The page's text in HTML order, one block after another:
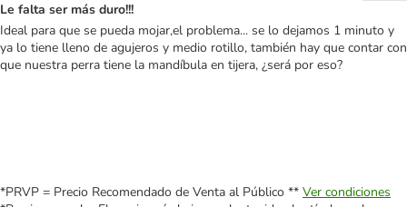
Le falta ser más duro!!!
Ideal para que se pueda mojar,el problema... se lo dejamos 1 minuto y
ya lo tiene lleno de agujeros y medio rotillo, también hay que contar con
que nuestra perra tiene la mandíbula en tijera, ¿será por eso?
*PRVP = Precio Recomendado de Venta al Público ** Ver condiciones